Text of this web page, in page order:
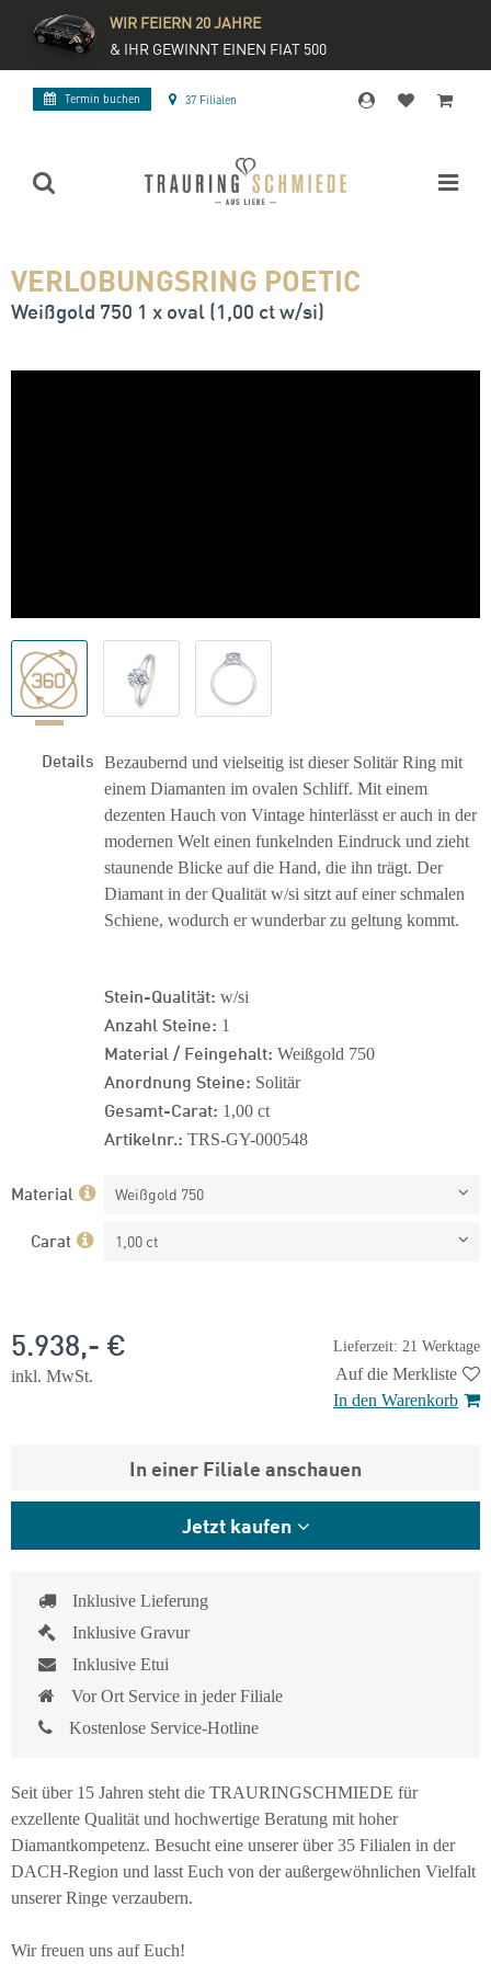
WIR FEIERN 20 JAHRE
& IHR GEWINNT EINEN FIAT 500
Termin buchen 37 Filialen
VERLOBUNGSRING POETIC
Weißgold 750 1 x oval (1,00 ct w/si)
Details Bezaubernd und vielseitig ist dieser Solitär Ring mit
einem Diamanten im ovalen Schliff. Mit einem
dezenten Hauch von Vintage hinterlässt er auch in der
modernen Welt einen funkelnden Eindruck und zieht
staunende Blicke auf die Hand, die ihn trägt. Der
Diamant in der Qualität w/si sitzt auf einer schmalen
Schiene, wodurch er wunderbar zu geltung kommt.
Stein-Qualität: w/si
Anzahl Steine: 1
Material / Feingehalt: Weißgold 750
Anordnung Steine: Solitär
Gesamt-Carat: 1,00 ct
Artikelnr.: TRS-GY-000548
Material Weißgold 750
Carat 1,00 ct
Lieferzeit: 21 Werktage
5.938,- €
inkl. MwSt.
Auf die Merkliste
In den Warenkorb
In einer Filiale anschauen
Jetzt kaufen
Inklusive Lieferung
Inklusive Gravur
Inklusive Etui
Vor Ort Service in jeder Filiale
Kostenlose Service-Hotline
Seit über 15 Jahren steht die TRAURINGSCHMIEDE für
exzellente Qualität und hochwertige Beratung mit hoher
Diamantkompetenz. Besucht eine unserer über 35 Filialen in der
DACH-Region und lasst Euch von der außergewöhnlichen Vielfalt
unserer Ringe verzaubern.
Wir freuen uns auf Euch!